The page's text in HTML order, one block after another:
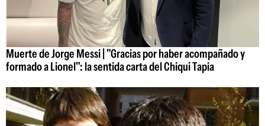
Muerte de Jorge Messi | "Gracias por haber acompañado y
formado a Lionel": la sentida carta del Chiqui Tapia